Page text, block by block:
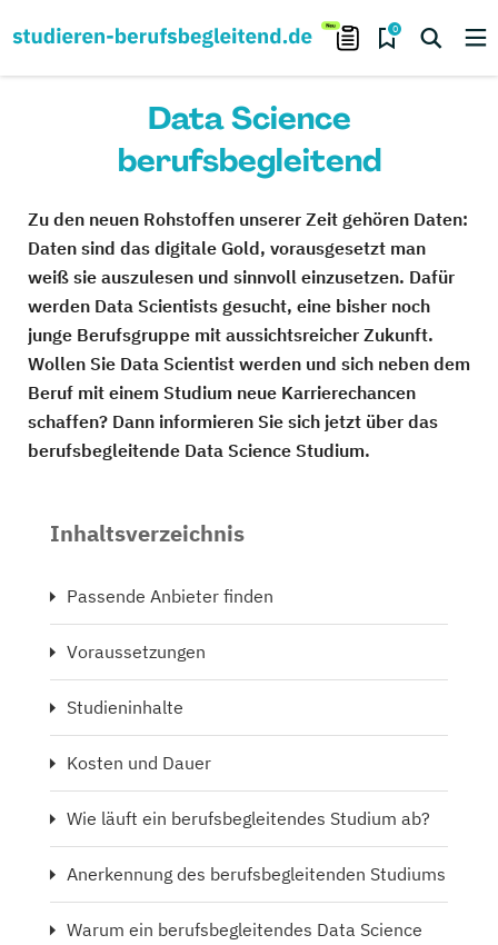
0
Data Science
berufsbegleitend
Zu den neuen Rohstoffen unserer Zeit gehören Daten:
Daten sind das digitale Gold, vorausgesetzt man
weiß sie auszulesen und sinnvoll einzusetzen. Dafür
werden Data Scientists gesucht, eine bisher noch
junge Berufsgruppe mit aussichtsreicher Zukunft.
Wollen Sie Data Scientist werden und sich neben dem
Beruf mit einem Studium neue Karrierechancen
schaffen? Dann informieren Sie sich jetzt über das
berufsbegleitende Data Science Studium.
Inhaltsverzeichnis
Passende Anbieter finden
Voraussetzungen
Studieninhalte
Kosten und Dauer
Wie läuft ein berufsbegleitendes Studium ab?
Anerkennung des berufsbegleitenden Studiums
Warum ein berufsbegleitendes Data Science